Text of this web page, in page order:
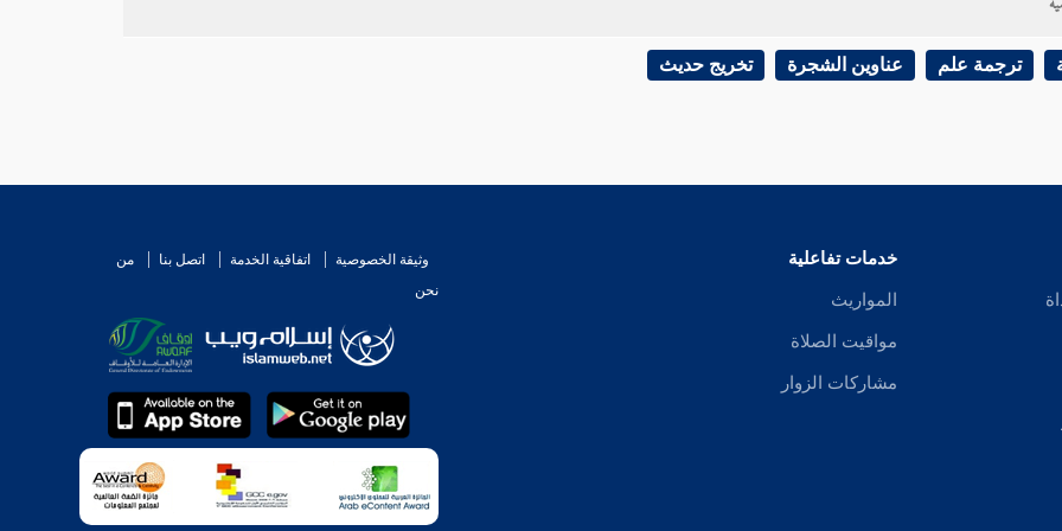
ترجمة علم عناوين الشجرة تخريج حديث
خدمات تفاعلية
المواريث
مواقيت الصلاة
مشاركات الزوار
وثيقة الخصوصية اتفاقية الخدمة اتصل بنا
من
نحن